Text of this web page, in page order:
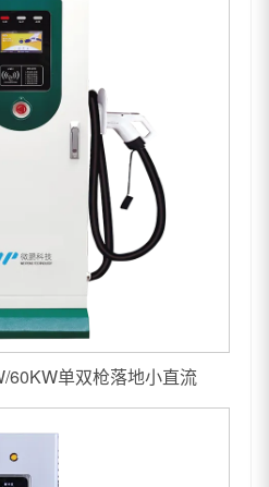
60KW单双枪落地小直流